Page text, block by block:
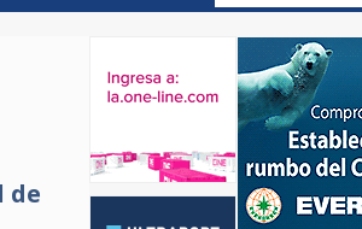
de